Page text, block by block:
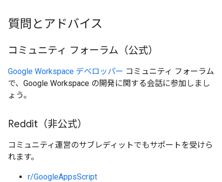
質問とアドバイス
コミュニティ フォーラム（公式）
Google Workspace デベロッパー コミュニティ フォーラム
で、Google Workspace の開発に関する会話に参加しまし
ょう。
Reddit（非公式）
コミュニティ運営のサブレディットでもサポートを受けら
れます。
r/GoogleAppsScript